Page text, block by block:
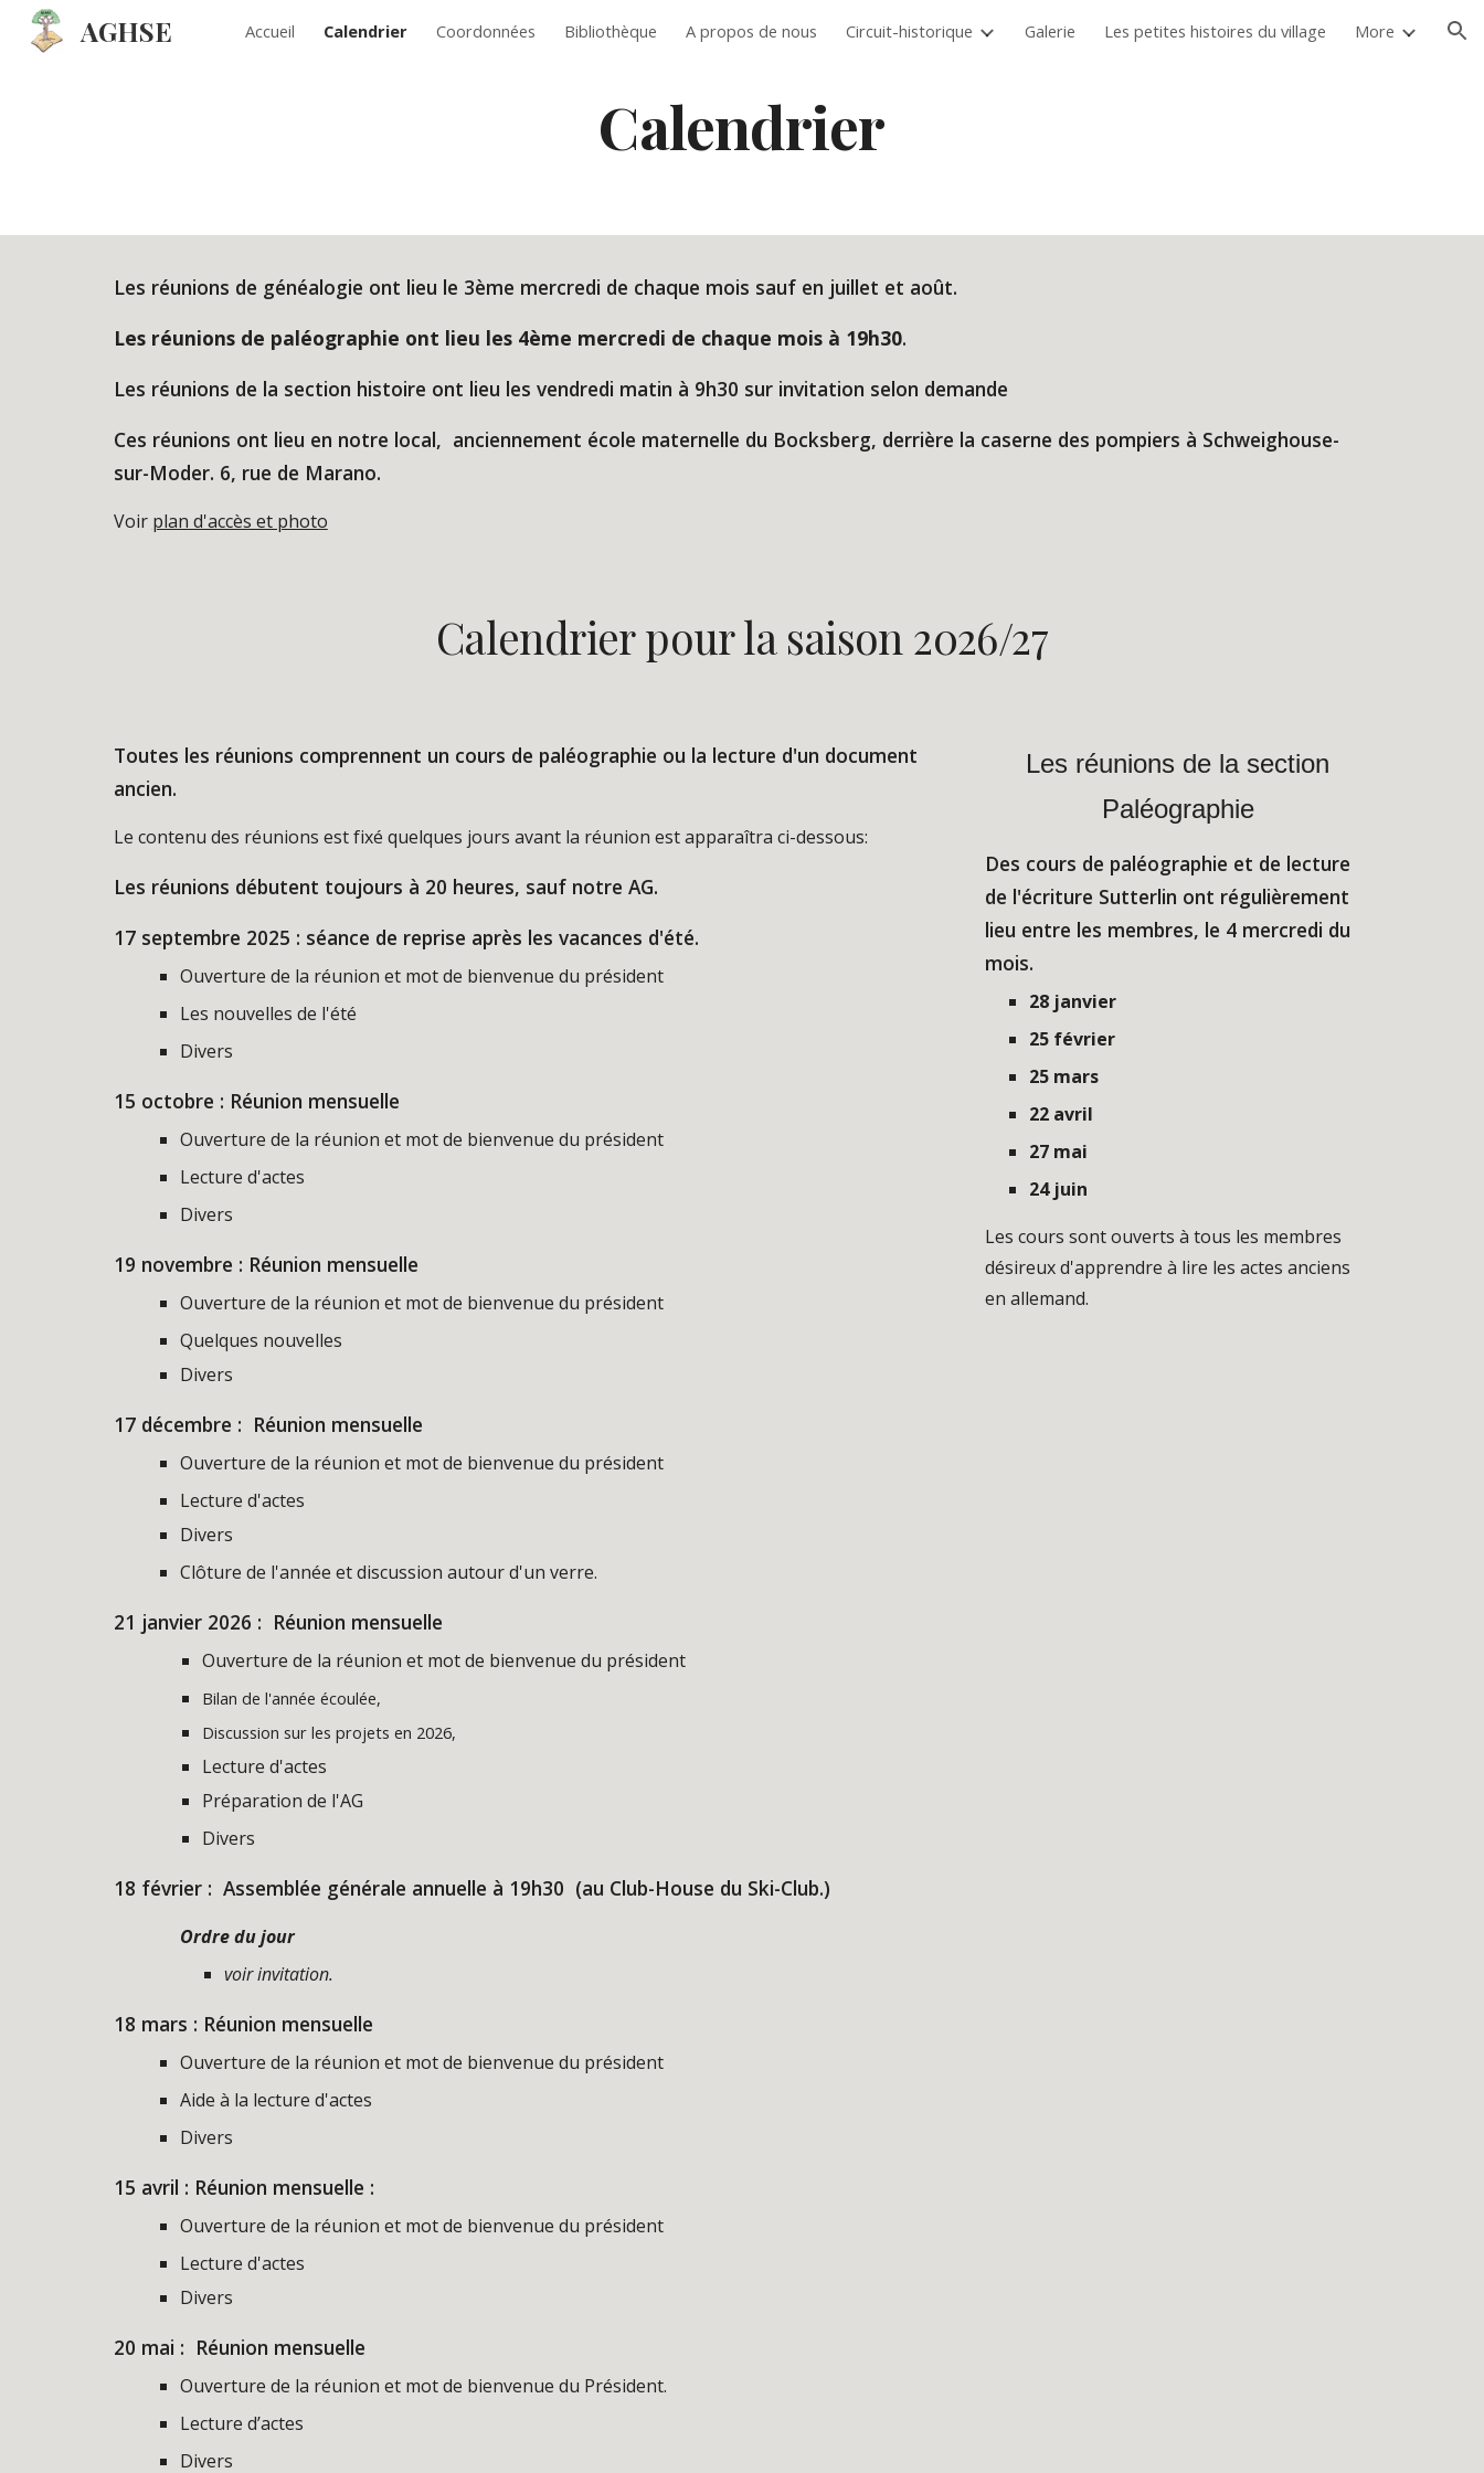
Skip to main content Skip to navigation
AGHSE Accueil Calendrier Coordonnées Bibliothèque A propos de nous Circuit-historique Galerie Les petites histoires du village More
Calendrier
Les réunions de généalogie ont lieu le 3ème mercredi de chaque mois sauf en juillet et août.
Les réunions de paléographie ont lieu les 4ème mercredi de chaque mois à 19h30.
Les réunions de la section histoire ont lieu les vendredi matin à 9h30 sur invitation selon demande
Ces réunions ont lieu en notre local, anciennement école maternelle du Bocksberg, derrière la caserne des pompiers à Schweighouse-
sur-Moder. 6, rue de Marano.
Voir plan d'accès et photo
Calendrier pour la saison 2026/27
Toutes les réunions comprennent un cours de paléographie ou la lecture d'un document
ancien.
Le contenu des réunions est fixé quelques jours avant la réunion est apparaîtra ci-dessous:
Les réunions débutent toujours à 20 heures, sauf notre AG.
17septembre 2025 : séance de reprise après les vacances d'été.
Ouverture de la réunion et mot de bienvenue du président
Les nouvelles de l'été
Divers
15 octobre : Réunion mensuelle
Ouverture de la réunion et mot de bienvenue du président
Lecture d'actes
Divers
19 novembre : Réunion mensuelle
Ouverture de la réunion et mot de bienvenue du président
Quelques nouvelles
Divers
17 décembre : Réunion mensuelle
Ouverture de la réunion et mot de bienvenue du président
Lecture d'actes
Divers
Clôture de l'année et discussion autour d'un verre.
21 janvier 2026 : Réunion mensuelle
Ouverture de la réunion et mot de bienvenue du président
Bilan de l'année écoulée,
Discussion sur les projets en 2026,
Lecture d'actes
Préparation de l'AG
Divers
18 février : Assemblée générale annuelle à 19h30 (au Club-House du Ski-Club.)
Ordre du jour
voir invitation.
18 mars : Réunion mensuelle
Ouverture de la réunion et mot de bienvenue du président
Aide à la lecture d'actes
Divers
15 avril : Réunion mensuelle :
Ouverture de la réunion et mot de bienvenue du président
Lecture d'actes
Divers
20 mai : Réunion mensuelle
Ouverture de la réunion et mot de bienvenue du Président.
Lecture d’actes
Divers
Les réunions de la section
Paléographie
Des cours de paléographie et de lecture
de l'écriture Sutterlin ont régulièrement
lieu entre les membres, le 4 mercredi du
mois.
28 janvier
25 février
25 mars
22 avril
27 mai
24 juin
Les cours sont ouverts à tous les membres
désireux d'apprendre à lire les actes anciens
en allemand.